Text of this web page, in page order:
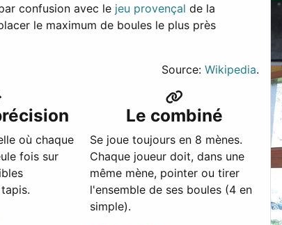
confusion avec le jeu provençal de la
le maximum de boules le plus près
Source: Wikipedia.
où chaque
fois sur
Le combiné
Se joue toujours en 8 mènes.
Chaque joueur doit, dans une
même mène, pointer ou tirer
l'ensemble de ses boules (4 en
simple).